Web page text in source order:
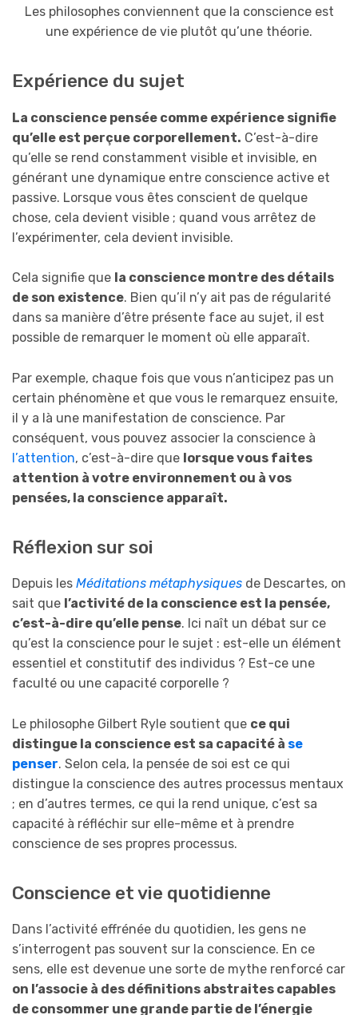
Les philosophes conviennent que la conscience est
une expérience de vie plutôt qu’une théorie.
Expérience du sujet
La conscience pensée comme expérience signifie
qu’elle est perçue corporellement. C’est-à-dire
qu’elle se rend constamment visible et invisible, en
générant une dynamique entre conscience active et
passive. Lorsque vous êtes conscient de quelque
chose, cela devient visible ; quand vous arrêtez de
l’expérimenter, cela devient invisible.
Cela signifie que la conscience montre des détails
de son existence. Bien qu’il n’y ait pas de régularité
dans sa manière d’être présente face au sujet, il est
possible de remarquer le moment où elle apparaît.
Par exemple, chaque fois que vous n’anticipez pas un
certain phénomène et que vous le remarquez ensuite,
il y a là une manifestation de conscience. Par
conséquent, vous pouvez associer la conscience à
l’attention, c’est-à-dire que lorsque vous faites
attention à votre environnement ou à vos
pensées, la conscience apparaît.
Réflexion sur soi
Depuis les Méditations métaphysiques de Descartes, on
sait que l’activité de la conscience est la pensée,
c’est-à-dire qu’elle pense. Ici naît un débat sur ce
qu’est la conscience pour le sujet : est-elle un élément
essentiel et constitutif des individus ? Est-ce une
faculté ou une capacité corporelle ?
Le philosophe Gilbert Ryle soutient que ce qui
distingue la conscience est sa capacité à se
penser. Selon cela, la pensée de soi est ce qui
distingue la conscience des autres processus mentaux
; en d’autres termes, ce qui la rend unique, c’est sa
capacité à réfléchir sur elle-même et à prendre
conscience de ses propres processus.
Conscience et vie quotidienne
Dans l’activité effrénée du quotidien, les gens ne
s’interrogent pas souvent sur la conscience. En ce
sens, elle est devenue une sorte de mythe renforcé car
on l’associe à des définitions abstraites capables
de consommer une grande partie de l’énergie